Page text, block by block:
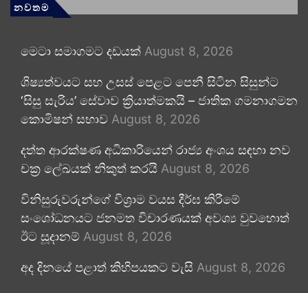
නවතම
මෙටා සමාගමට දඩයක් August 8, 2026
ශිෂ්‍යත්වයට සහ උසස් පෙළට පෙනී සිටින සිසුන්ට
‘සිසු සැරිය’ සේවාව ක්‍රියාත්මකයි – ජාතික ගමනාගමන
කොමිෂන් සභාව August 8, 2026
දත්ත ආරක්ෂණ අධිකාරියෙන් රාජ්‍ය අංශය සඳහා නව
චක්‍ර ලේඛයක් නිකුත් කරයි August 8, 2026
විනිසුරුවරුන්ගේ විශ්‍රාම වයස දීර්ඝ කිරීමේ
සංශෝධනයට ජනමත විචාරණයක් අවශ්‍ය වුවහොත්
ඊට සූදානම් August 8, 2026
අද දිනයේ පළාත් කිහිපයකට වැසි August 8, 2026